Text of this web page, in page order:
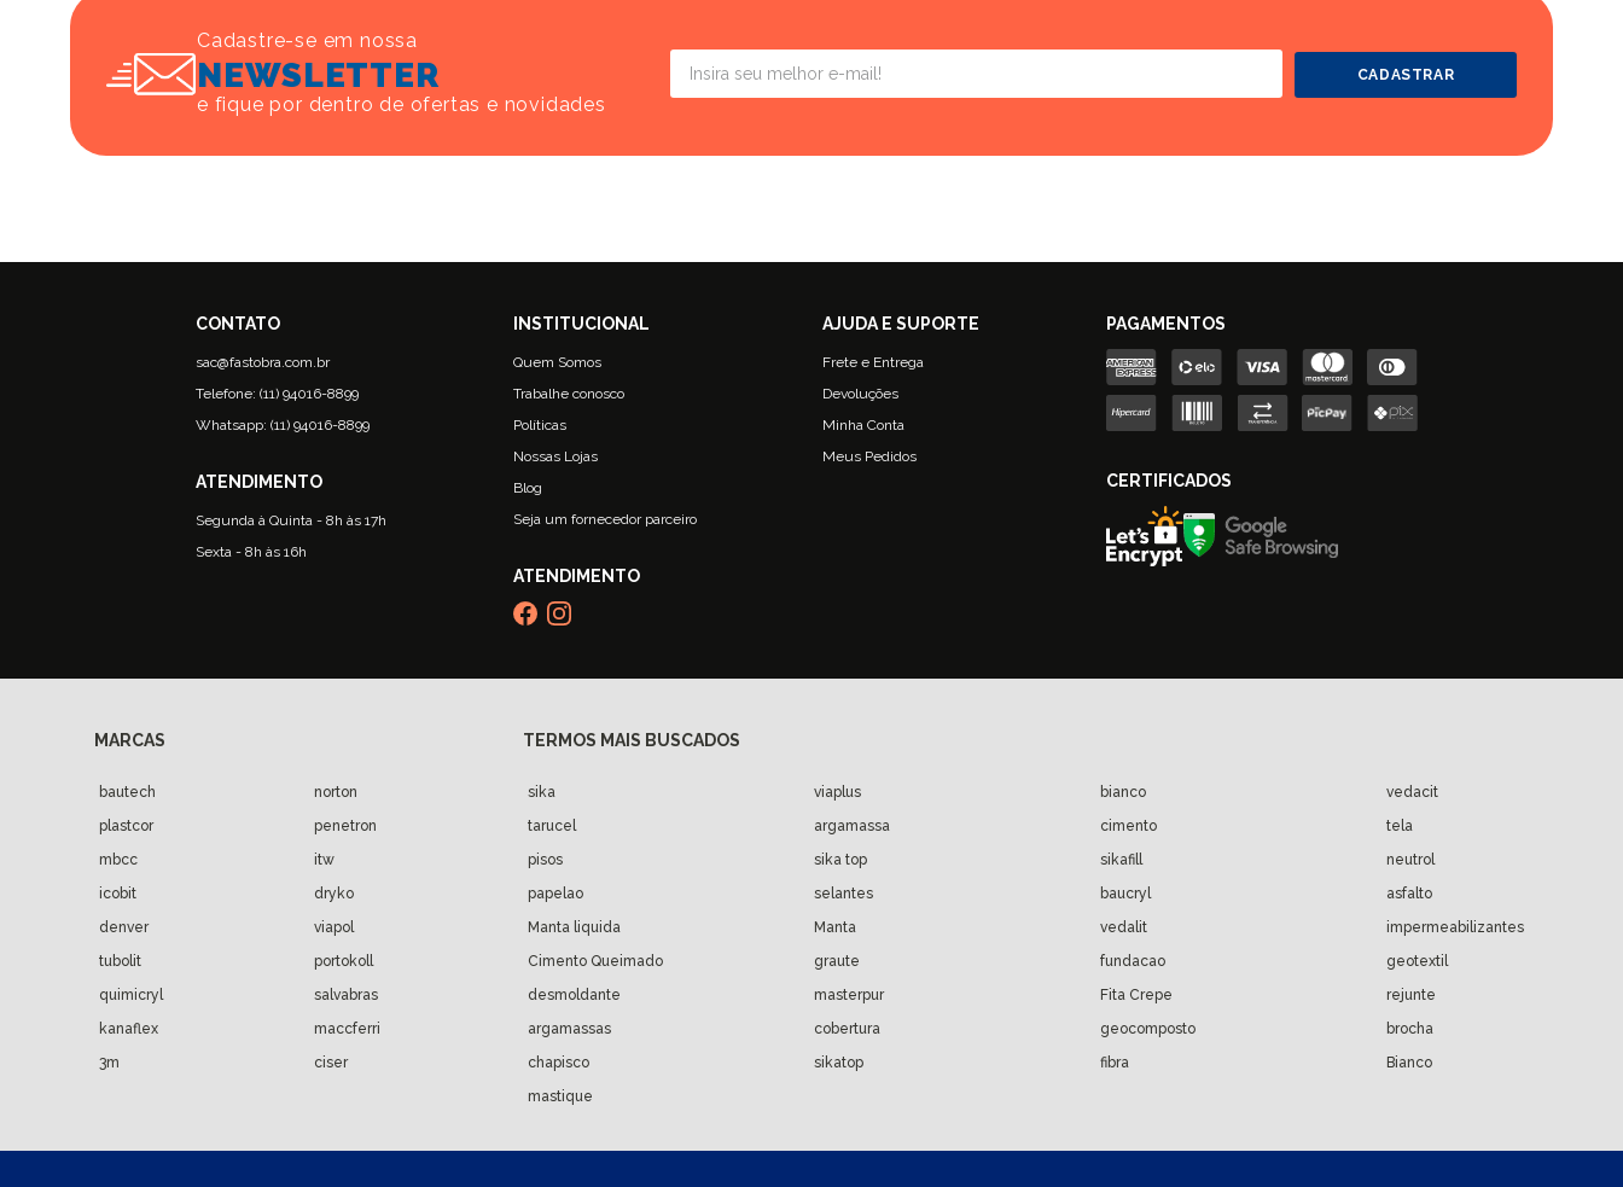
Cadastre-se em nossa
NEWSLETTER
e fique por dentro de ofertas e novidades
CADASTRAR
sac@fastobra.com.br
Telefone: (11) 94016-8899
Whatsapp: (11) 94016-8899
Segunda à Quinta - 8h às 17h
Sexta - 8h às 16h
Quem Somos
Trabalhe conosco
Políticas
Nossas Lojas
Blog
Seja um fornecedor parceiro
Frete e Entrega
Devoluções
Minha Conta
Meus Pedidos
bautech
norton
plastcor
penetron
mbcc
itw
icobit
dryko
denver
viapol
tubolit
portokoll
quimicryl
salvabras
kanaflex
maccferri
3m
ciser
sika viaplus bianco
vedacit
tarucel
argamassa cimento
tela
pisos
sika top sikafill
neutrol
papelao
selantes baucryl
asfalto
Manta liquida
Manta vedalit
impermeabilizantes
Cimento Queimado
graute fundacao
geotextil
desmoldante
masterpur Fita Crepe
rejunte
argamassas
cobertura geocomposto
brocha
chapisco
sikatop fibra
Bianco
mastique